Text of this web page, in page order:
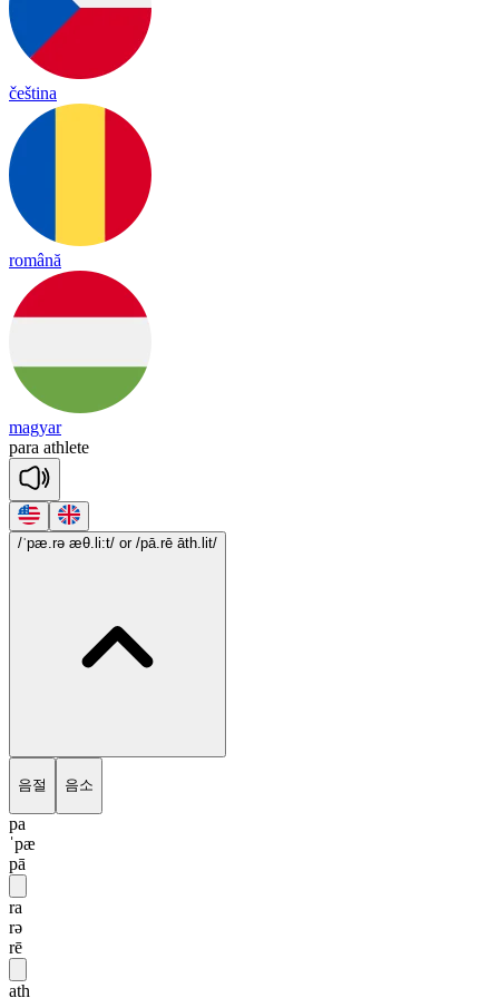
čeština
română
magyar
para athlete
/ˈpæ.rə æθ.li:t/ or /pā.rē āth.lit/
음절 음소
pa
ˈpæ
pā
ra
rə
rē
ath